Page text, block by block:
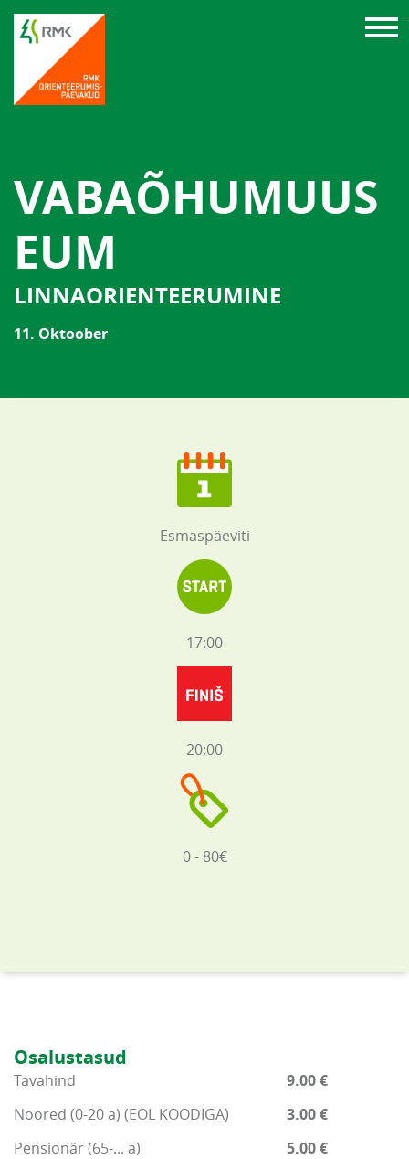
VABAÕHUMUUS
EUM
LINNAORIENTEERUMINE
11. Oktoober
Esmaspäeviti
17:00
20:00
0 - 80€
Osalustasud
Tavahind
9.00 €
Noored (0-20 a) (EOL KOODIGA)
3.00 €
Pensionär (65-... a)
5.00 €